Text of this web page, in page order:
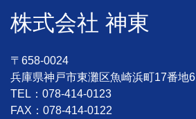
株式会社 神東
〒658-0024
兵庫県神戸市東灘区魚崎浜町17番地6
TEL：078-414-0123
FAX：078-414-0122